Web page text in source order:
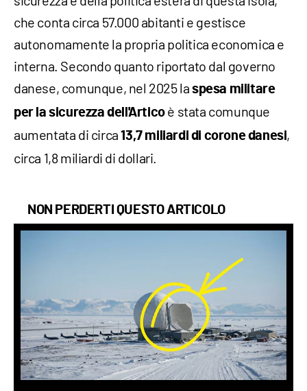
che conta circa 57.000 abitanti e gestisce
autonomamente la propria politica economica e
interna. Secondo quanto riportato dal governo
danese, comunque, nel 2025 laspesa militare
per la sicurezza dell'Articoè stata comunque
aumentata di circa13,7 miliardi di corone danesi,
circa 1,8 miliardi di dollari.
NON PERDERTI QUESTO ARTICOLO